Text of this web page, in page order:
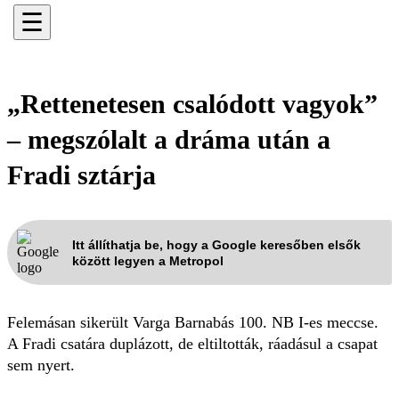
☰
„Rettenetesen csalódott vagyok”
– megszólalt a dráma után a
Fradi sztárja
Itt állíthatja be, hogy a Google keresőben elsők
között legyen a Metropol
Felemásan sikerült Varga Barnabás 100. NB I-es meccse.
A Fradi csatára duplázott, de eltiltották, ráadásul a csapat
sem nyert.